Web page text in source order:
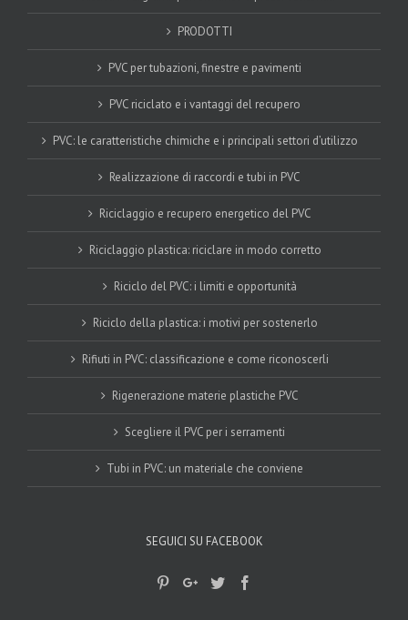
PRODOTTI
PVC per tubazioni, finestre e pavimenti
PVC riciclato e i vantaggi del recupero
PVC: le caratteristiche chimiche e i principali settori d’utilizzo
Realizzazione di raccordi e tubi in PVC
Riciclaggio e recupero energetico del PVC
Riciclaggio plastica: riciclare in modo corretto
Riciclo del PVC: i limiti e opportunità
Riciclo della plastica: i motivi per sostenerlo
Rifiuti in PVC: classificazione e come riconoscerli
Rigenerazione materie plastiche PVC
Scegliere il PVC per i serramenti
Tubi in PVC: un materiale che conviene
SEGUICI SU FACEBOOK